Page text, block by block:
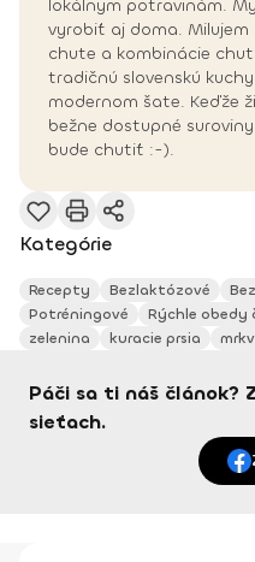
lokálnym potravinám.
vyrobiť aj doma.
chute a kombinácie
tradičnú slovenskú
modernom šate. Keďže
bežne dostupné
bude chutiť :-).
Kategórie
Recepty Bezlaktózové
Potréningové
Rýchle obedy
zelenina
kuracie prsia
Páči sa ti náš článok?
sieťach.